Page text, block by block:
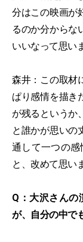
分はこの映画が
るのか分からな
いいなって思い
森井：この取材
ぱり感情を描き
が残るというか
と誰かが思いの
通して一つの
と、改めて思い
Q：大沢さんの
が、自分の中で